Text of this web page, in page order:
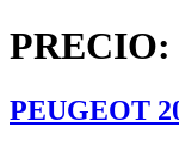
PRECIO:
PEUGEOT